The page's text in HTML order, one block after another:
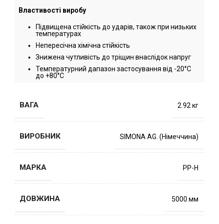
Властивості виробу
Підвищена стійкість до ударів, також при низьких
температурах
Непересічна хімічна стійкість
Знижена чутливість до тріщин внаслідок напруг
Температурний дапазон застосування від -20°C
до +80°C
ВАГА 2.92 кг
ВИРОБНИК SIMONA AG. (Німеччина)
МАРКА PP-H
ДОВЖИНА 5000 мм